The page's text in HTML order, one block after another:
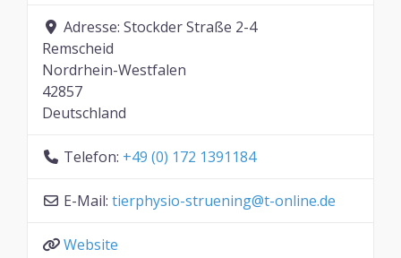
Adresse: Stockder Straße 2-4
Remscheid
Nordrhein-Westfalen
42857
Deutschland
Telefon: +49 (0) 172 1391184
E-Mail: tierphysio-struening@t-online.de
Website